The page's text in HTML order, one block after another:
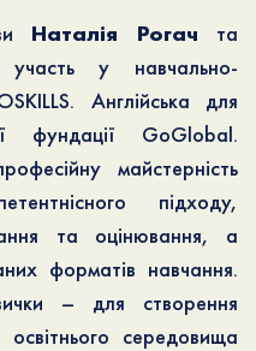
Наталія Рогач та
у навчально-
Англійська для
фундації GoGlobal.
майстерність
підходу,
та оцінювання, а
форматів навчання.
– для створення
середовища